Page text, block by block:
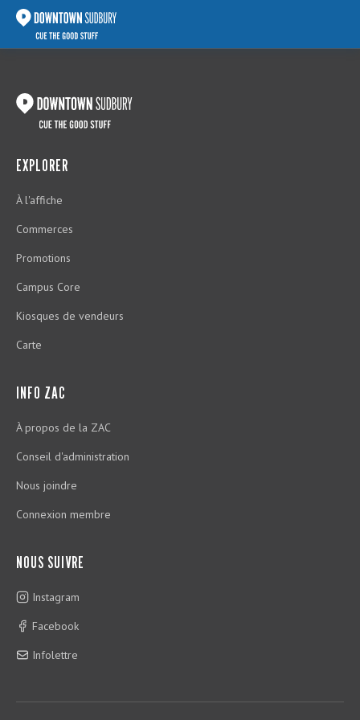
EXPLORER
À l'affiche
Commerces
Promotions
Campus Core
Kiosques de vendeurs
Carte
INFO ZAC
À propos de la ZAC
Conseil d'administration
Nous joindre
Connexion membre
NOUS SUIVRE
Instagram
Facebook
Infolettre